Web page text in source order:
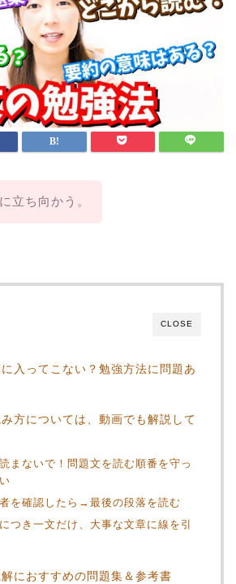
立ち向かう。
CLOSE
入ってこない？勉強方法に問題あ
方については、動画でも解説して
まないで！問題文を読む順番を守っ
を確認したら→最後の段落を読む
つき一文だけ、大事な文章に線を引
におすすめの問題集＆参考書